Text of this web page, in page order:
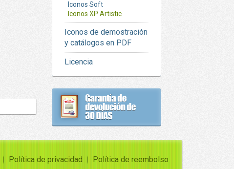
Iconos Soft
Iconos XP Artistic
Iconos de demostración
y catálogos en PDF
Licencia
Política de privacidad Política de reembolso